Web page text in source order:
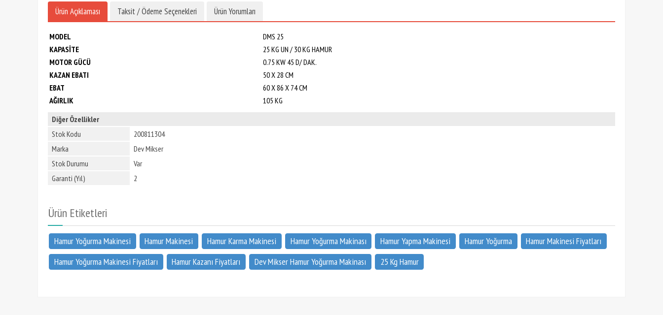
Ürün Açıklaması Taksit / Ödeme Seçenekleri Ürün Yorumları
MODEL
DMS 25
KAPASİTE
25 KG UN / 30 KG HAMUR
MOTOR GÜCÜ
0.75 KW 45 D/ DAK.
KAZAN EBATI
50 X 28 CM
EBAT
60 X 86 X 74 CM
AĞIRLIK
105 KG
Diğer Özellikler
Stok Kodu
200811304
Marka
Dev Mikser
Stok Durumu
Var
Garanti (Yıl)
2
Ürün Etiketleri
Hamur Yoğurma Makinesi Hamur Makinesi Hamur Karma Makinesi Hamur Yoğurma Makinası Hamur Yapma Makinesi Hamur Yoğurma
Hamur Makinesi Fiyatları
Hamur Yoğurma Makinesi Fiyatları
Hamur Kazanı Fiyatları Dev Mikser Hamur Yoğurma Makinası 25 Kg Hamur